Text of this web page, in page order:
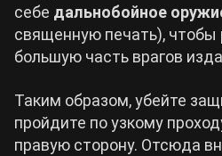
себе дальнобойное
священную печать), чтобы
большую часть врагов
Таким образом, убейте
пройдите по узкому
правую сторону. Отсюда